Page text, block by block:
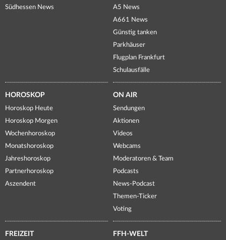
Südhessen News
A5 News
A661 News
Günstig tanken
Parkhäuser
Flugplan Frankfurt
Schulausfälle
HOROSKOP
Horoskop Heute
Horoskop Morgen
Wochenhoroskop
Monatshoroskop
Jahreshoroskop
Partnerhoroskop
Aszendent
ON AIR
Sendungen
Aktionen
Videos
Webcams
Moderatoren & Team
Podcasts
News-Podcast
Themen-Ticker
Voting
FREIZEIT FFH-WELT